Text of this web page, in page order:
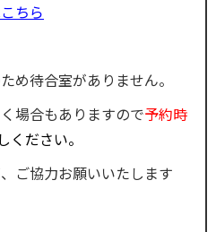
ちら
め待合室がありません。
場合もありますので予約時
ください。
ご協力お願いいたします